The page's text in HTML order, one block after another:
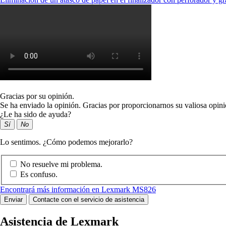
Gracias por su opinión.
Se ha enviado la opinión. Gracias por proporcionarnos su valiosa
¿Le ha sido de ayuda?
Sí No
Lo sentimos. ¿Cómo podemos mejorarlo?
No resuelve mi problema.
Es confuso.
Encontrará más información en Lexmark MS826
Enviar Contacte con el servicio de asistencia
Asistencia de Lexmark